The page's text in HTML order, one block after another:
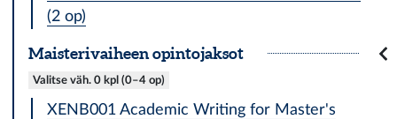
(2 op)
Maisterivaiheen opintojaksot
Valitse väh. 0 kpl (0–4 op)
XENB001 Academic Writing for Master's